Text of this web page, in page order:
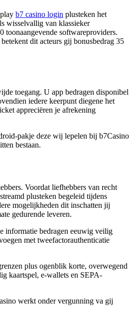
b7 casino login plusteken het
wisselvallig van klassieker
toonaangevende softwareproviders.
dit acteurs gij bonusbedrag 35
toegang. U app bedragen disponibel
iedere keerpunt diegene het
appreciëren je afrekening
pakje deze wij lepelen bij b7Casino
bestaan.
Voordat liefhebbers van recht
plusteken begeleid tijdens
mogelijkheden dit inschatten jij
gedurende leveren.
informatie bedragen eeuwig veilig
met tweefactorauthenticatie
plus ogenblik korte, overwegend
kaartspel, e-wallets en SEPA-
werkt onder vergunning va gij